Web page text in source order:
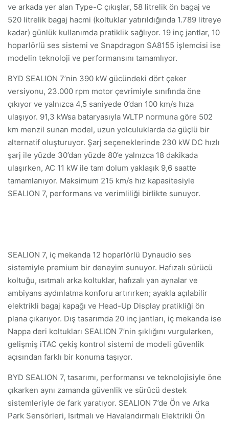
ve arkada yer alan Type-C çıkışlar, 58 litrelik ön bagaj ve
520 litrelik bagaj hacmi (koltuklar yatırıldığında 1.789 litreye
kadar) günlük kullanımda pratiklik sağlıyor. 19 inç jantlar, 10
hoparlörlü ses sistemi ve Snapdragon SA8155 işlemcisi ise
modelin teknoloji ve performansını tamamlıyor.
BYD SEALION 7’nin 390 kW gücündeki dört çeker
versiyonu, 23.000 rpm motor çevrimiyle sınıfında öne
çıkıyor ve yalnızca 4,5 saniyede 0’dan 100 km/s hıza
ulaşıyor. 91,3 kWsa bataryasıyla WLTP normuna göre 502
km menzil sunan model, uzun yolculuklarda da güçlü bir
alternatif oluşturuyor. Şarj seçeneklerinde 230 kW DC hızlı
şarj ile yüzde 30’dan yüzde 80’e yalnızca 18 dakikada
ulaşırken, AC 11 kW ile tam dolum yaklaşık 9,6 saatte
tamamlanıyor. Maksimum 215 km/s hız kapasitesiyle
SEALION 7, performans ve verimliliği birlikte sunuyor.
SEALION 7, iç mekanda 12 hoparlörlü Dynaudio ses
sistemiyle premium bir deneyim sunuyor. Hafızalı sürücü
koltuğu, ısıtmalı arka koltuklar, hafızalı yan aynalar ve
ambiyans aydınlatma konforu artırırken; ayakla açılabilir
elektrikli bagaj kapağı ve Head-Up Display pratikliği ön
plana çıkarıyor. Dış tasarımda 20 inç jantları, iç mekanda ise
Nappa deri koltukları SEALION 7’nin şıklığını vurgularken,
gelişmiş iTAC çekiş kontrol sistemi de modeli güvenlik
açısından farklı bir konuma taşıyor.
BYD SEALION 7, tasarımı, performansı ve teknolojisiyle öne
çıkarken aynı zamanda güvenlik ve sürücü destek
sistemleriyle de fark yaratıyor. SEALION 7’de Ön ve Arka
Park Sensörleri, Isıtmalı ve Havalandırmalı Elektrikli Ön